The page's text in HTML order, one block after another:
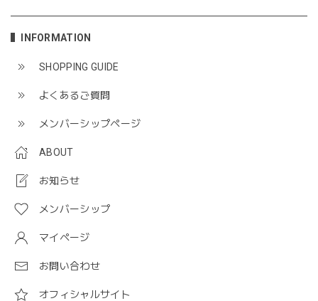
INFORMATION
SHOPPING GUIDE
よくあるご質問
メンバーシップページ
ABOUT
お知らせ
メンバーシップ
マイページ
お問い合わせ
オフィシャルサイト